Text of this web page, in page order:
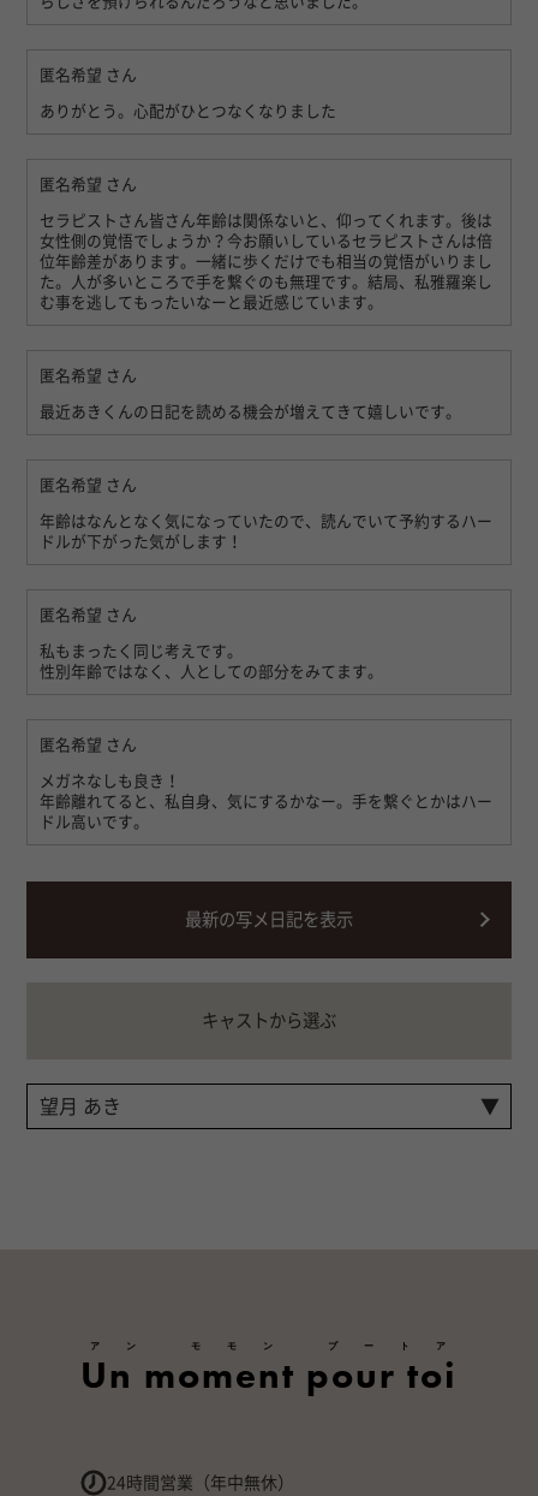
匿名希望 さん
ありがとう。心配がひとつなくなりました
匿名希望 さん
セラピストさん皆さん年齢は関係ないと、仰ってくれます。後は
女性側の覚悟でしょうか？今お願いしているセラピストさんは倍
位年齢差があります。一緒に歩くだけでも相当の覚悟がいりまし
た。人が多いところで手を繋ぐのも無理です。結局、私雅羅楽し
む事を逃してもったいなーと最近感じています。
匿名希望 さん
最近あきくんの日記を読める機会が増えてきて嬉しいです。
匿名希望 さん
年齢はなんとなく気になっていたので、読んでいて予約するハー
ドルが下がった気がします！
匿名希望 さん
私もまったく同じ考えです。
性別年齢ではなく、人としての部分をみてます。
匿名希望 さん
メガネなしも良き！
年齢離れてると、私自身、気にするかなー。手を繋ぐとかはハー
ドル高いです。
最新の写メ日記を表示
キャストから選ぶ
Un moment pour toi
アン モモン プートア
24時間営業（年中無休）